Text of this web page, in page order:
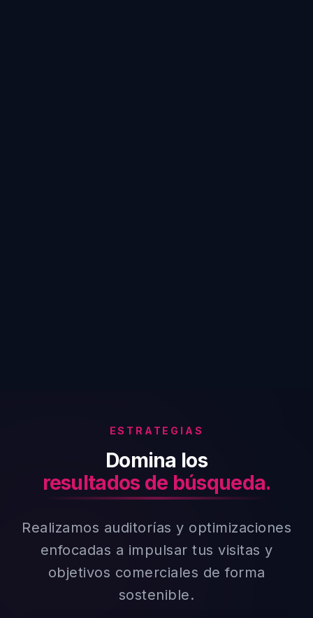
ESTRATEGIAS
Domina los
resultados de búsqueda.
Realizamos auditorías y optimizaciones
enfocadas a impulsar tus visitas y
objetivos comerciales de forma
sostenible.